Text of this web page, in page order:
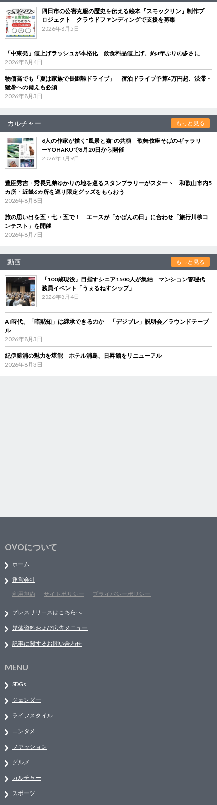
四日市の公害克服の歴史を伝える絵本『スモックリン』制作プ
ロジェクト クラウドファンディングで支援を募集
2026年8月5日
「中東発」値上げラッシュが本格化 飲食料品値上げ、約3年ぶりの多さに
2026年8月4日
物価高でも「夏は家族で長距離ドライブ」 宿泊ドライブ予算4万円超、渋滞・
猛暑への備えも必須
2026年8月3日
カルチャー もっと見る
6人の作家が描く“風景と猫”の共演 歌舞伎座そばのギャラリ
ーYOHAKUで8月20日から開催
2026年8月9日
豊臣秀吉・秀長兄弟ゆかりの地を巡るスタンプラリーがスタート 和歌山市内5
カ所・近畿6カ所を巡り限定グッズをもらおう
2026年8月8日
旅の思い出を五・七・五で！ エースが「かばんの日」に合わせ「旅行川柳コ
ンテスト」を開催
2026年8月7日
動画 もっと見る
「100歳現役」目指すシニア1500人が集結 マンション管理代
務員イベント「うぇるねすシップ」
2026年8月4日
AI時代、「暗黙知」は継承できるのか 「デジブレ」説明会／ラウンドテーブ
ル
2026年8月3日
紀伊勝浦の魅力を堪能 ホテル浦島、日昇館をリニューアル
2026年8月3日
OVOについて
ホーム
運営会社
利用規約
サイトポリシー プライバシーポリシー
プレスリリースはこちらへ
媒体資料および広告メニュー
記事に関するお問い合わせ
MENU
SDGs
ジェンダー
ライフスタイル
エンタメ
ファッション
グルメ
カルチャー
スポーツ